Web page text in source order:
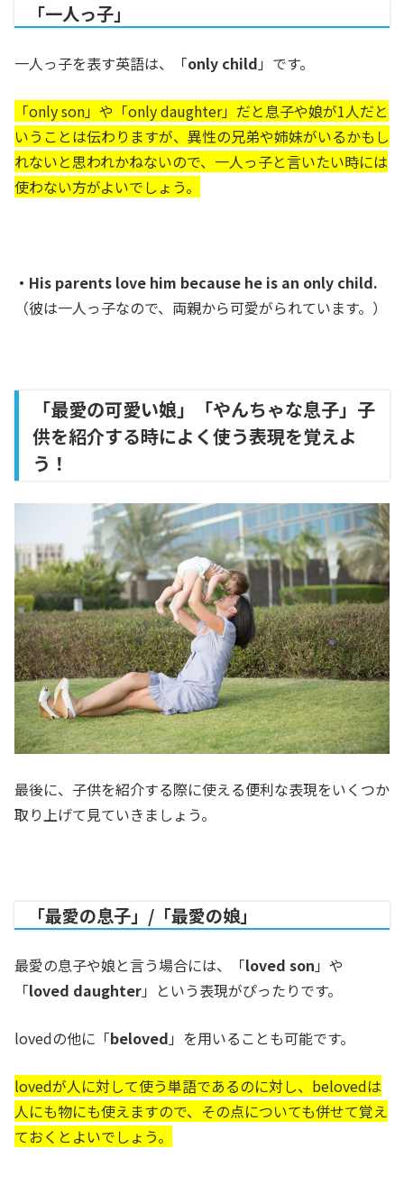
「一人っ子」
一人っ子を表す英語は、「only child 」です。
「only son」や「only daughter」だと息子や娘が1人だと
いうことは伝わりますが、異性の兄弟や姉妹がいるかもし
れないと思われかねないので、一人っ子と言いたい時には
使わない方がよいでしょう。
・His parents love him because he is an only child.
（彼は一人っ子なので、両親から可愛がられています。 ）
「最愛の可愛い娘」「やんちゃな息子」子
供を紹介する時によく使う表現を覚えよ
う！
最後に、子供を紹介する際に使える便利な表現をいくつか
取り上げて見ていきましょう。
「最愛の息子」/「最愛の娘」
最愛の息子や娘と言う場合には、「loved son 」や
「loved daughter」という表現がぴったりです。
lovedの他に「beloved 」を用いることも可能です。
lovedが人に対して使う単語であるのに対し、belovedは
人にも物にも使えますので、その点についても併せて覚え
ておくとよいでしょう。